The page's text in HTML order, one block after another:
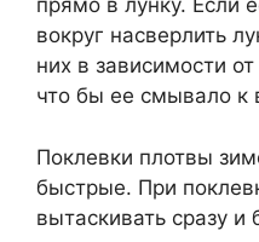
прямо в лунку. Если
вокруг насверлить
них в зависимости
что бы ее смывало к
Поклевки плотвы
быстрые. При
вытаскивать сразу